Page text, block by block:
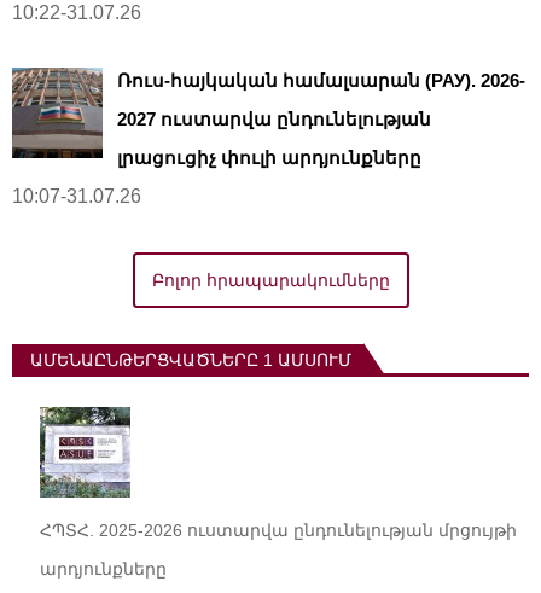
10:22-31.07.26
Ռուս-հայկական համալսարան (РАУ). 2026-
2027 ուստարվա ընդունելության
լրացուցիչ փուլի արդյունքները
10:07-31.07.26
Բոլոր հրապարակումները
ԱՄԵՆԱԸՆԹԵՐՑՎԱԾՆԵՐԸ 1 ԱՄՍՈՒՄ
ՀՊՏՀ. 2025-2026 ուստարվա ընդունելության մրցույթի
արդյունքները